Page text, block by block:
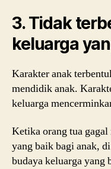
3. Tidak
keluarga
Karakter anak
mendidik anak.
keluarga
Ketika orang tua
yang baik bagi anak,
budaya keluarga yang